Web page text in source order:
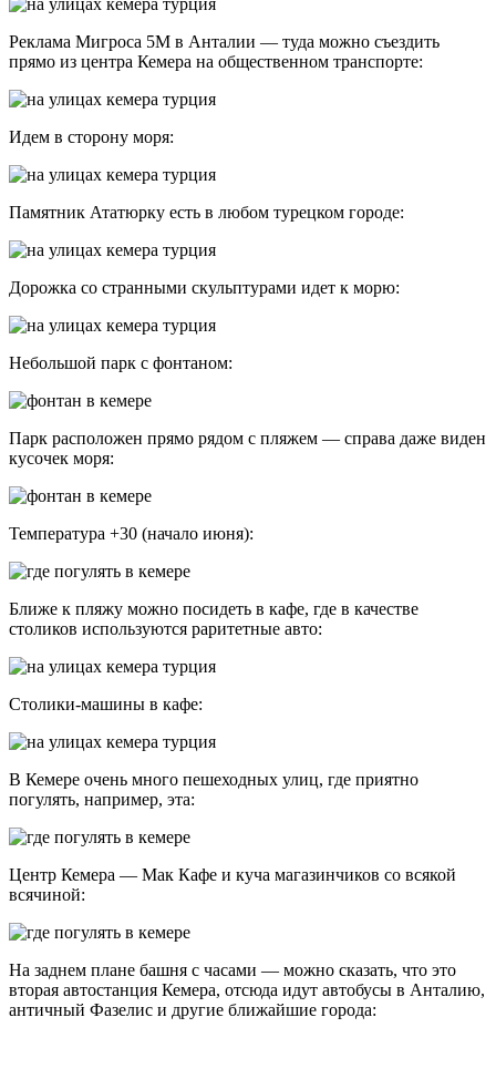
Реклама Мигроса 5М в Анталии — туда можно съездить
прямо из центра Кемера на общественном транспорте:
Идем в сторону моря:
Памятник Ататюрку есть в любом турецком городе:
Дорожка со странными скульптурами идет к морю:
Небольшой парк с фонтаном:
Парк расположен прямо рядом с пляжем — справа даже виден
кусочек моря:
Температура +30 (начало июня):
Ближе к пляжу можно посидеть в кафе, где в качестве
столиков используются раритетные авто:
Столики-машины в кафе:
В Кемере очень много пешеходных улиц, где приятно
погулять, например, эта:
Центр Кемера — Мак Кафе и куча магазинчиков со всякой
всячиной:
На заднем плане башня с часами — можно сказать, что это
вторая автостанция Кемера, отсюда идут автобусы в Анталию,
античный Фазелис и другие ближайшие города: